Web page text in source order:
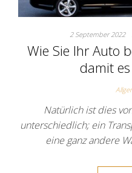
2 September 2022
Wie Sie Ihr Auto
damit
Natürlich ist dies
unterschiedlich; ein
eine ganz andere